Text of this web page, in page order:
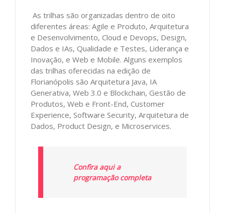
As trilhas são organizadas dentro de oito
diferentes áreas: Agile e Produto, Arquitetura
e Desenvolvimento, Cloud e Devops, Design,
Dados e IAs, Qualidade e Testes, Liderança e
Inovação, e Web e Mobile. Alguns exemplos
das trilhas oferecidas na edição de
Florianópolis são Arquitetura Java, IA
Generativa, Web 3.0 e Blockchain, Gestão de
Produtos, Web e Front-End, Customer
Experience, Software Security, Arquitetura de
Dados, Product Design, e Microservices.
Confira aqui a
programação completa